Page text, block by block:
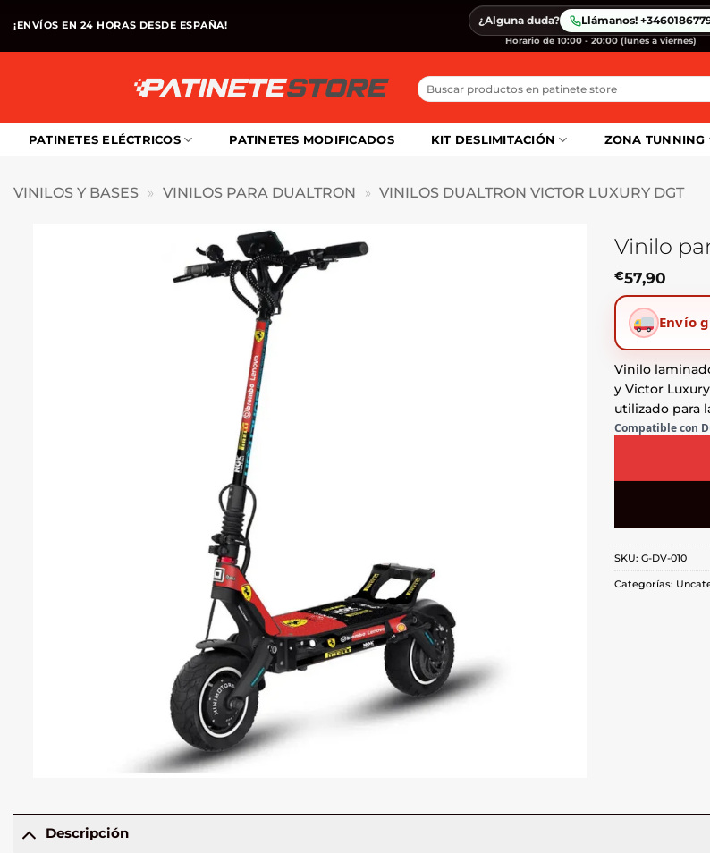
contenido
¡ENVÍOS EN 24 HORAS DESDE ESPAÑA! ¿Alguna duda? Llámanos!
Horario de 10:00 - 20:00 (lunes a viernes)
Buscar
por:
PATINETES ELÉCTRICOS PATINETES MODIFICADOS KIT DESLIMITACIÓN ZONA TUNNING
VINILOS Y BASES » VINILOS PARA DUALTRON » VINILOS DUALTRON VICTOR LUXURY DGT
Vinilo
€57,90
Envío
Vinilo
y Victor
utilizado para
Compatible con
SKU: G-DV-010
Categorías:
Descripción